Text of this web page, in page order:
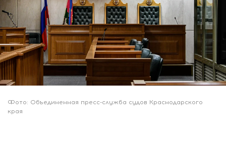
Фото: Объединенная пресс-служба судов Краснодарского
края